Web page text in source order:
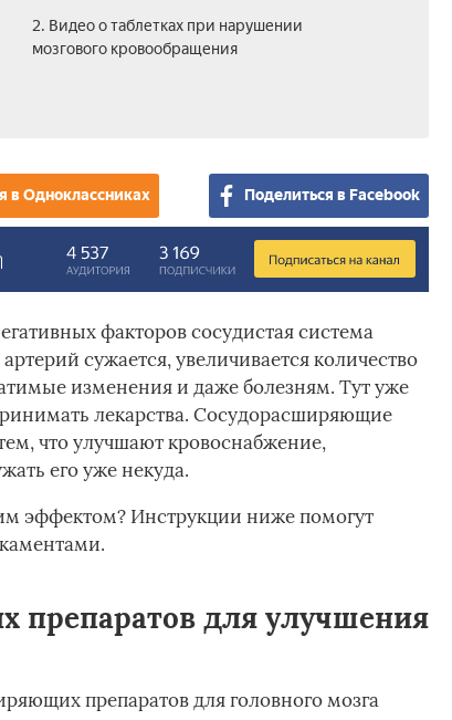
2. Видео о таблетках при нарушении
мозгового кровообращения
в Одноклассниках Поделиться в Facebook
факторов сосудистая система
сужается, увеличивается количество
изменения и даже болезням. Тут уже
лекарства. Сосудорасширяющие
что улучшают кровоснабжение,
его уже некуда.
эффектом? Инструкции ниже помогут
препаратов для улучшения
препаратов для головного мозга